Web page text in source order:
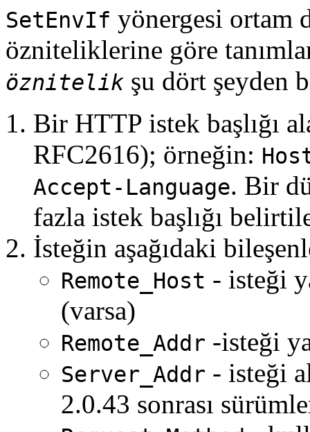
SetEnvIf yönergesi ortam
özniteliklerine göre
öznitelik şu dört şeyden
Bir HTTP istek başlığı
RFC2616); örneğin:
Accept-Language. Bir
fazla istek başlığı
İsteğin aşağıdaki
Remote_Host - isteği
(varsa)
Remote_Addr -isteği
Server_Addr - isteği
2.0.43 sonrası